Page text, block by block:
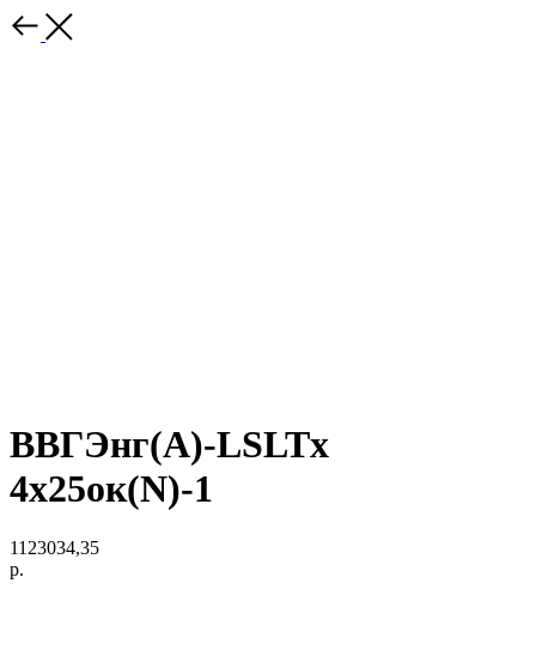
ВВГЭнг(A)-LSLTx
4х25ок(N)-1
1123034,35
р.